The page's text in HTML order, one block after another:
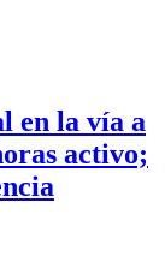
en la vía a
activo;